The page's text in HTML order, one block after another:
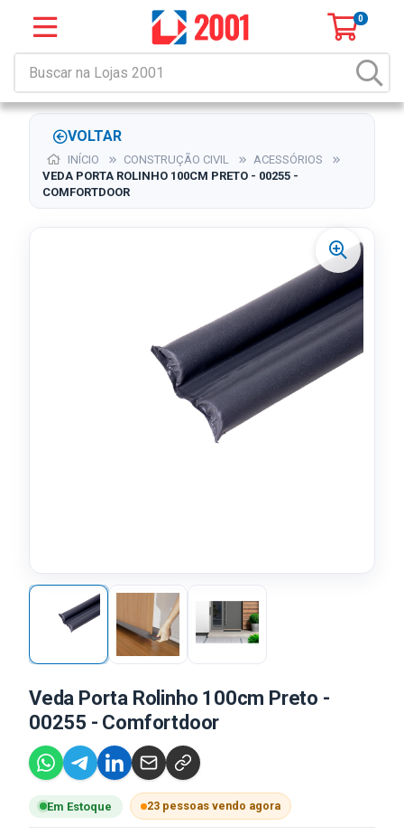
0
VOLTAR
INÍCIO CONSTRUÇÃO CIVIL
ACESSÓRIOS
VEDA PORTA ROLINHO 100CM PRETO - 00255 -
COMFORTDOOR
Veda Porta Rolinho 100cm Preto -
00255 - Comfortdoor
Em Estoque 23 pessoas vendo agora